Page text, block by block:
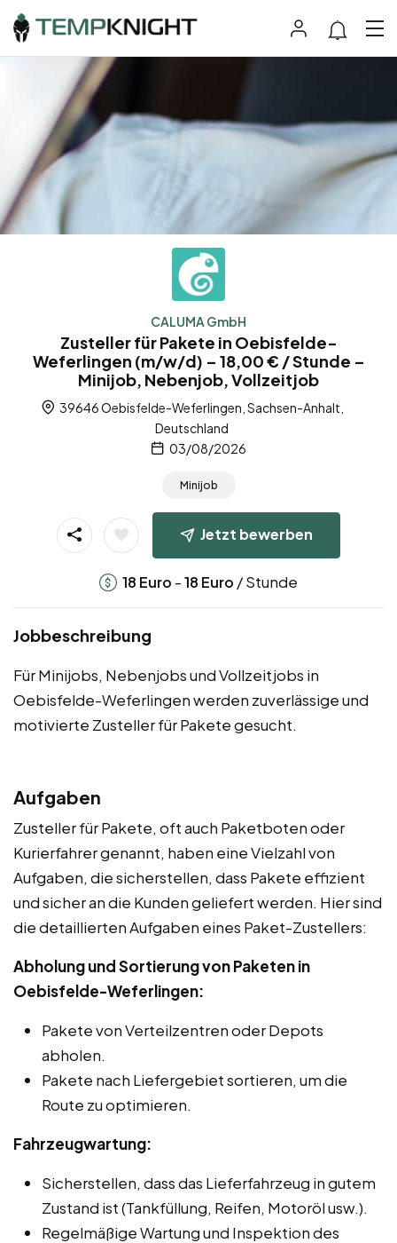
CALUMA GmbH
Zusteller für Pakete in Oebisfelde-
Weferlingen (m/w/d) – 18,00 € / Stunde –
Minijob, Nebenjob, Vollzeitjob
39646 Oebisfelde-Weferlingen, Sachsen-Anhalt,
Deutschland
03/08/2026
Minijob
Jetzt bewerben
18 Euro -18 Euro / Stunde
Jobbeschreibung
Für Minijobs, Nebenjobs und Vollzeitjobs in
Oebisfelde-Weferlingen werden zuverlässige und
motivierte Zusteller für Pakete gesucht.
Aufgaben
Zusteller für Pakete, oft auch Paketboten oder
Kurierfahrer genannt, haben eine Vielzahl von
Aufgaben, die sicherstellen, dass Pakete effizient
und sicher an die Kunden geliefert werden. Hier sind
die detaillierten Aufgaben eines Paket-Zustellers:
Abholung und Sortierung von Paketen in
Oebisfelde-Weferlingen:
Pakete von Verteilzentren oder Depots
abholen.
Pakete nach Liefergebiet sortieren, um die
Route zu optimieren.
Fahrzeugwartung:
Sicherstellen, dass das Lieferfahrzeug in gutem
Zustand ist (Tankfüllung, Reifen, Motoröl usw.).
Regelmäßige Wartung und Inspektion des